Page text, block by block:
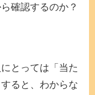
確認するのか？
とっては「当た
ると、わからな